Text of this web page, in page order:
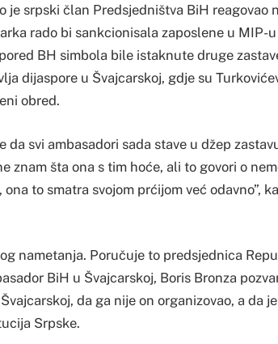
je srpski član Predsjedništva BiH reagovao
rado bi sankcionisala zaposlene u MIP-
BH simbola bile istaknute druge
dijaspore u Švajcarskoj, gdje su
obred.
da svi ambasadori sada stave u džep
znam šta ona s tim hoće, ali to govori o
to smatra svojom prćijom već odavno”,
nametanja. Poručuje to predsjednica
BiH u Švajcarskoj, Boris Bronza
da ga nije on organizovao, a da
Srpske.